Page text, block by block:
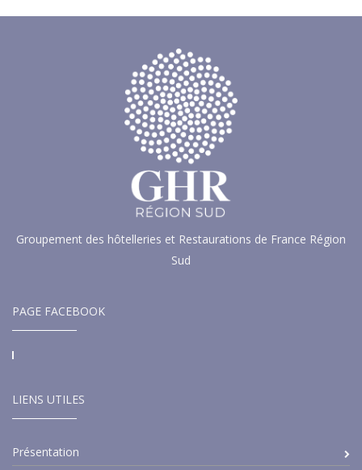
Groupement des hôtelleries et Restaurations de France Région
Sud
PAGE FACEBOOK
LIENS UTILES
Présentation